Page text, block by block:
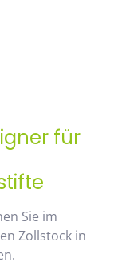
für
Sie im
Zollstock in